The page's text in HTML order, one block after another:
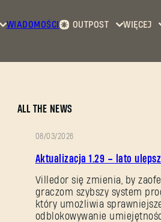
Dying
Light
WIADOMOŚCI OUTPOST
główna
WIĘCEJ
ALL THE NEWS
PATCHA
08/03/2026
Aktualizacja 1.29 – lato
Villedor się zmienia, by
graczom szybszy system
który umożliwia
odblokowywanie